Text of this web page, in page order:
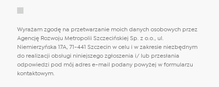
Wyrażam zgodę na przetwarzanie moich danych osobowych przez
Agencję Rozwoju Metropolii Szczecińskiej Sp. z o.o., ul.
Niemierzyńska 17A, 71-441 Szczecin w celu i w zakresie niezbędnym
do realizacji obsługi niniejszego zgłoszenia i/ lub przesłania
odpowiedzi pod mój adres e-mail podany powyżej w formularzu
kontaktowym.